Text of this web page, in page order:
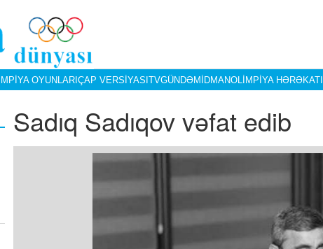
OYUNLARIÇAP VERSIYASITVGÜNDƏMİDMANOLIMPIYA HƏRƏKATI
Sadıq Sadıqov vəfat edib